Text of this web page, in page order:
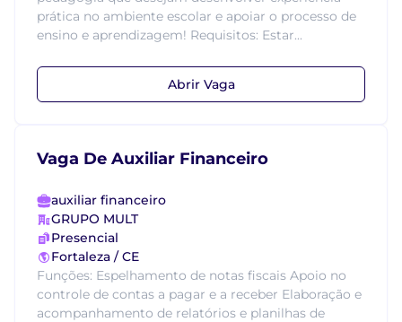
prática no ambiente escolar e apoiar o processo de
ensino e aprendizagem! Requisitos: Estar...
Abrir Vaga
Vaga De Auxiliar Financeiro
auxiliar financeiro
GRUPO MULT
Presencial
Fortaleza / CE
Funções: Espelhamento de notas fiscais Apoio no
controle de contas a pagar e a receber Elaboração e
acompanhamento de relatórios e planilhas de